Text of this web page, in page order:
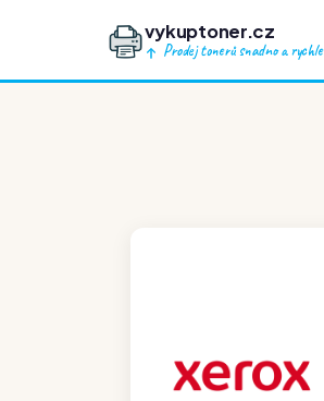
vykuptoner.cz
Prodej tonerů snadno a rychle